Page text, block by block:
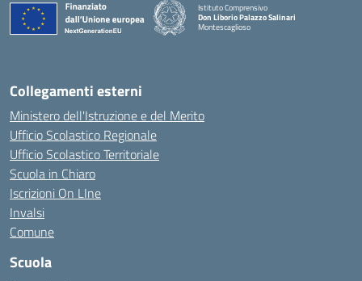
Istituto Comprensivo
Don Liborio Palazzo Salinari
Montescaglioso
Collegamenti esterni
Ministero dell'Istruzione e del Merito
Ufficio Scolastico Regionale
Ufficio Scolastico Territoriale
Scuola in Chiaro
Iscrizioni On LIne
Invalsi
Comune
Scuola